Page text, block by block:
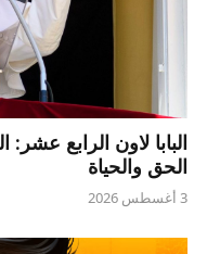
البابا لاون الرابع
الحق والحياة
3 أغسطس 2026